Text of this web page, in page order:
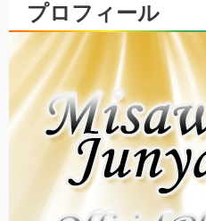
プロフィール